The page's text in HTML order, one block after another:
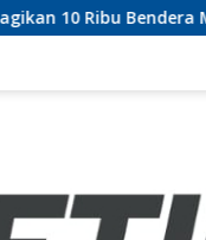
Merah Putih ke Warga